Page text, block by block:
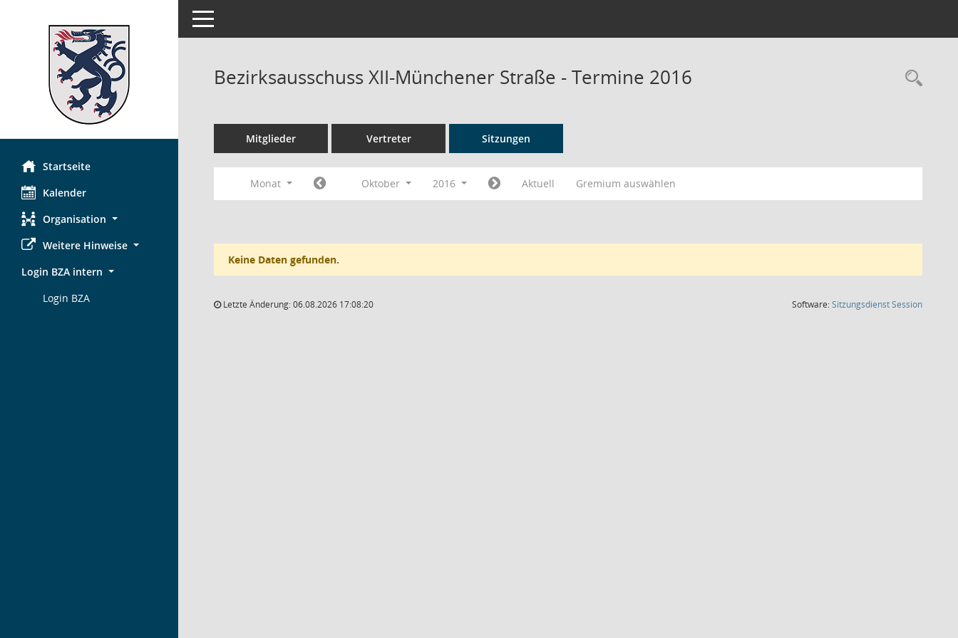
Startseite
Kalender
Organisation
Weitere Hinweise
Login BZA intern
Login BZA
Toggle navigation
Bezirksausschuss XII-Münchener Straße - Termine 2016
Mitglieder Vertreter Sitzungen
Monat Oktober 2016 Aktuell Gremium auswählen
Keine Daten gefunden.
Letzte Änderung: 06.08.2026 17:08:20 Software:SitzungsdienstSession(Wird in